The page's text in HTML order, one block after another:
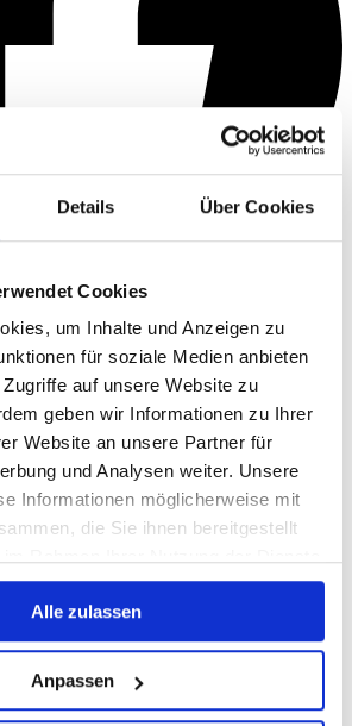
Details Über Cookies
Cookies
um Inhalte und Anzeigen zu
für soziale Medien anbieten
auf unsere Website zu
geben wir Informationen zu Ihrer
Website an unsere Partner für
und Analysen weiter. Unsere
Informationen möglicherweise mit
die Sie ihnen bereitgestellt
Alle zulassen
Anpassen